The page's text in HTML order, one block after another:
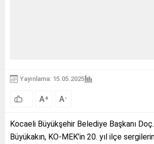
Yayınlama: 15.05.2025
A+ A-
Kocaeli Büyükşehir Belediye Başkanı
Büyükakın, KO-MEK’in 20. yıl ilçe